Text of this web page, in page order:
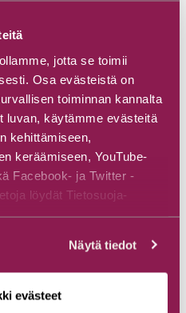
jotta se toimii
Osa evästeistä on
toiminnan kannalta
luvan, käytämme evästeitä
kehittämiseen,
keräämiseen, YouTube-
Facebook- ja Twitter -
löydät Tietosuoja-
Näytä tiedot
evästeet